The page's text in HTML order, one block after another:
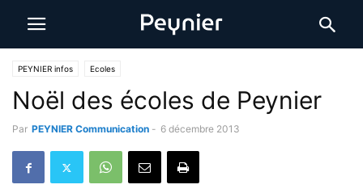
PEYNIER infos Ecoles
Noël des écoles de Peynier
Par PEYNIER Communication - 6 décembre 2013